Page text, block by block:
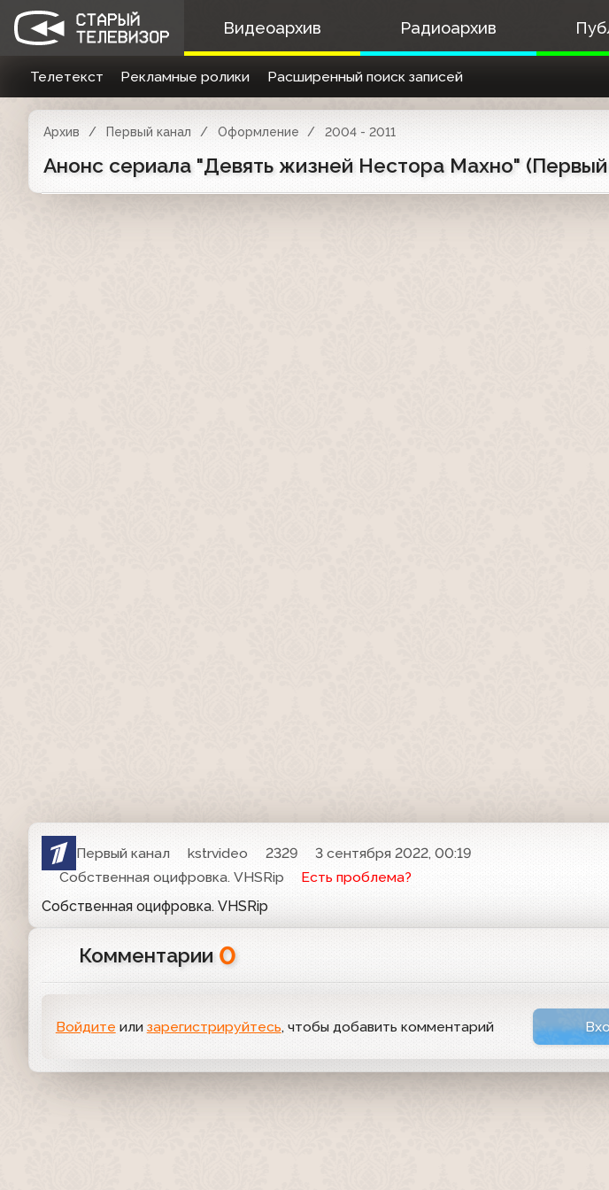
Видеоархив Радиоархив
Телетекст Рекламные ролики Расширенный поиск записей
Архив Первый канал Оформление 2004 - 2011
Анонс сериала "Девять жизней Нестора Махно"
Первый канал kstrvideo 2329
3 сентября 2022, 00:19
Собственная оцифровка. VHSRip
Есть проблема?
Собственная оцифровка. VHSRip
Комментарии 0
Войдите или зарегистрируйтесь, чтобы добавить комментарий